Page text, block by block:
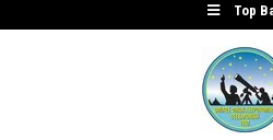
to
Top